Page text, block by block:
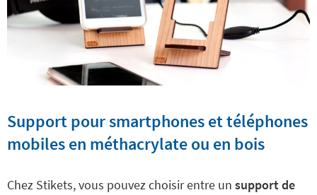
Support pour smartphones et téléphones
mobiles en méthacrylate ou en bois
Chez Stikets, vous pouvez choisir entre un support de